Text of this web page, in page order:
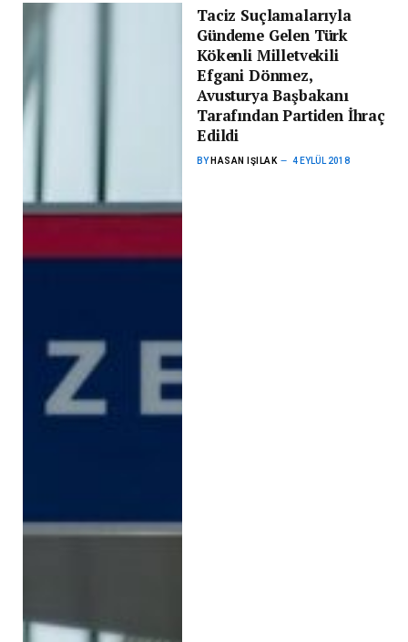
Taciz Suçlamalarıyla
Gündeme Gelen Türk
Kökenli Milletvekili
Efgani Dönmez,
Avusturya Başbakanı
Tarafından Partiden İhraç
Edildi
BY HASAN IŞILAK 4 EYLÜL 2018